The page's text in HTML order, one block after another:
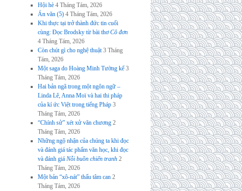
Hội hè 4 Tháng Tám, 2026
Án văn (5) 4 Tháng Tám, 2026
Khi thực tại trở thành đức tin cuối
cùng: Đọc Brodsky từ bài thơCô đơn
4 Tháng Tám, 2026
Còn chút gì cho nghệ thuật 3 Tháng
Tám, 2026
Một saga do Hoàng Minh Tường kể 3
Tháng Tám, 2026
Hai bản ngã trong một ngôn ngữ –
Linda Lê, Anna Moï và hai thi pháp
của kí ức Việt trong tiếng Pháp 3
Tháng Tám, 2026
“Chính sử” xét xử văn chương 2
Tháng Tám, 2026
Những ngộ nhận của chúng ta khi đọc
và đánh giá tác phẩm văn học, khi đọc
và đánh giá Nỗi buồn chiến tranh 2
Tháng Tám, 2026
Một bản “xô-nát” thấu tâm can 2
Tháng Tám, 2026